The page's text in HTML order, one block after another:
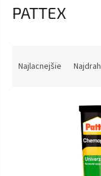
PATTEX
Najlacnejšie